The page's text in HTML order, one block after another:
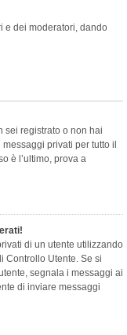
e dei moderatori, dando
sei registrato o non hai
privati per tutto il
è l’ultimo, prova a
​​di un utente utilizzando
Controllo Utente. Se si
segnala i messaggi ai
di inviare messaggi